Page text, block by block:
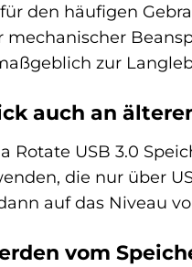
den häufigen
mechanischer
zur
auch an
Rotate USB 3.0
die nur über
auf das Niveau
vom